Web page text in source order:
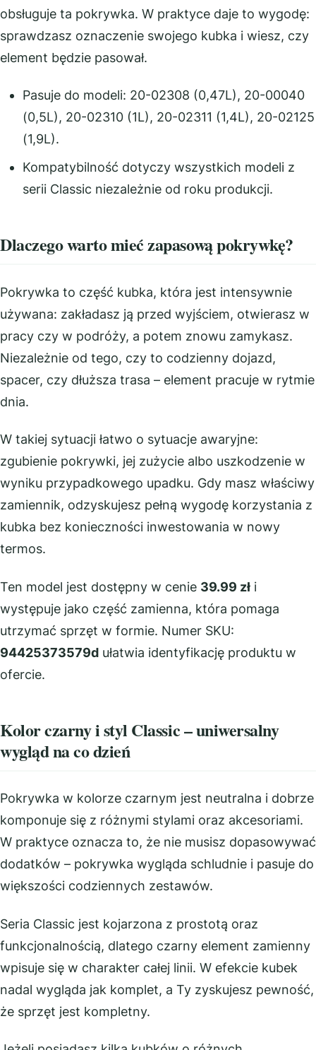
obsługuje ta pokrywka. W praktyce daje to wygodę:
sprawdzasz oznaczenie swojego kubka i wiesz, czy
element będzie pasował.
Pasuje do modeli: 20-02308 (0,47L), 20-00040
(0,5L), 20-02310 (1L), 20-02311 (1,4L), 20-02125
(1,9L).
Kompatybilność dotyczy wszystkich modeli z
serii Classic niezależnie od roku produkcji.
Dlaczego warto mieć zapasową pokrywkę?
Pokrywka to część kubka, która jest intensywnie
używana: zakładasz ją przed wyjściem, otwierasz w
pracy czy w podróży, a potem znowu zamykasz.
Niezależnie od tego, czy to codzienny dojazd,
spacer, czy dłuższa trasa – element pracuje w rytmie
dnia.
W takiej sytuacji łatwo o sytuacje awaryjne:
zgubienie pokrywki, jej zużycie albo uszkodzenie w
wyniku przypadkowego upadku. Gdy masz właściwy
zamiennik, odzyskujesz pełną wygodę korzystania z
kubka bez konieczności inwestowania w nowy
termos.
Ten model jest dostępny w cenie 39.99 zł i
występuje jako część zamienna, która pomaga
utrzymać sprzęt w formie. Numer SKU:
94425373579d ułatwia identyfikację produktu w
ofercie.
Kolor czarny i styl Classic – uniwersalny
wygląd na co dzień
Pokrywka w kolorze czarnym jest neutralna i dobrze
komponuje się z różnymi stylami oraz akcesoriami.
W praktyce oznacza to, że nie musisz dopasowywać
dodatków – pokrywka wygląda schludnie i pasuje do
większości codziennych zestawów.
Seria Classic jest kojarzona z prostotą oraz
funkcjonalnością, dlatego czarny element zamienny
wpisuje się w charakter całej linii. W efekcie kubek
nadal wygląda jak komplet, a Ty zyskujesz pewność,
że sprzęt jest kompletny.